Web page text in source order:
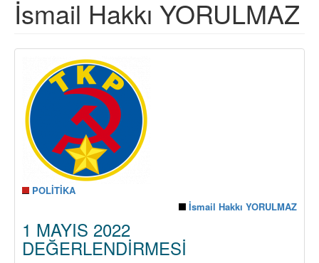
İsmail Hakkı YORULMAZ
POLİTİKA
İsmail Hakkı YORULMAZ
1 MAYIS 2022
DEĞERLENDİRMESİ